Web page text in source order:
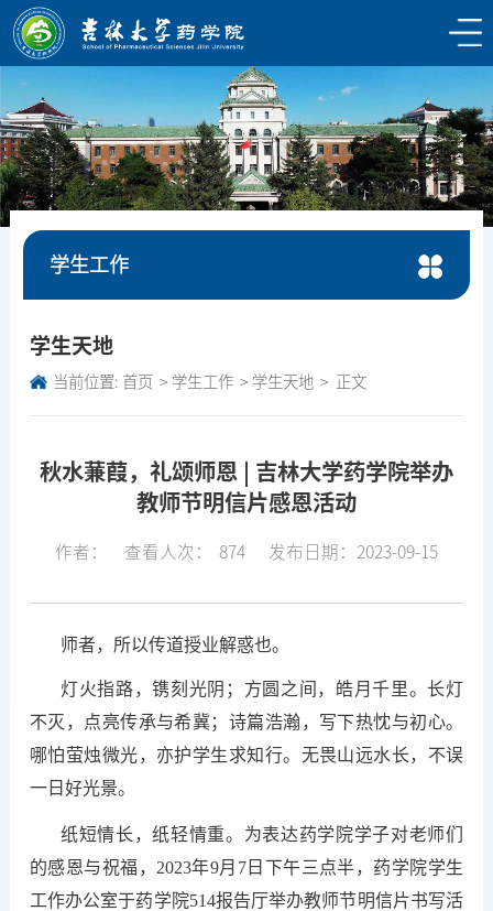
学生工作
学生天地
当前位置: 首页 学生工作 学生天地 正文
秋水蒹葭，礼颂师恩 | 吉林大学药学院举办
教师节明信片感恩活动
作者： 查看人次： 874 发布日期：2023-09-15
师者，所以传道授业解惑也。
灯火指路，镌刻光阴；方圆之间，皓月千里。长灯
不灭，点亮传承与希冀；诗篇浩瀚，写下热忱与初心。
哪怕萤烛微光，亦护学生求知行。无畏山远水长，不误
一日好光景。
纸短情长，纸轻情重。为表达药学院学子对老师们
的感恩与祝福，2023年9月7日下午三点半，药学院学生
工作办公室于药学院514报告厅举办教师节明信片书写活